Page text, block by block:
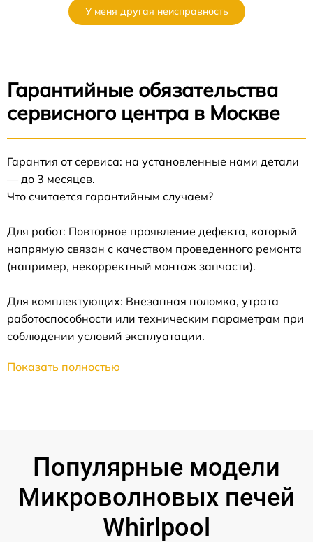
У меня другая неисправность
Гарантийные обязательства
сервисного центра в Москве
Гарантия от сервиса: на установленные нами детали
— до 3 месяцев.
Что считается гарантийным случаем?
Для работ: Повторное проявление дефекта, который
напрямую связан с качеством проведенного ремонта
(например, некорректный монтаж запчасти).
Для комплектующих: Внезапная поломка, утрата
работоспособности или техническим параметрам при
соблюдении условий эксплуатации.
Показать полностью
Популярные модели
Микроволновых печей
Whirlpool